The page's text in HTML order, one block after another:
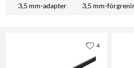
3,5 mm-adapter 3,5 mm-
4